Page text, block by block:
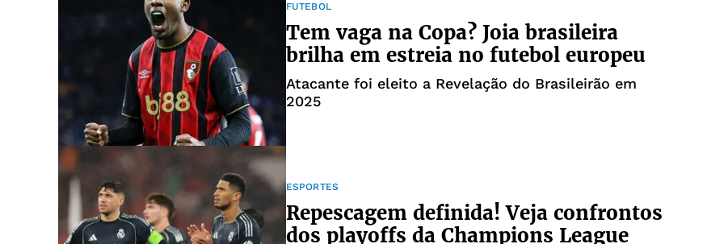
FUTEBOL
Tem vaga na Copa? Joia brasileira
brilha em estreia no futebol europeu
Atacante foi eleito a Revelação do Brasileirão em
2025
ESPORTES
Repescagem definida! Veja confrontos
dos playoffs da Champions League